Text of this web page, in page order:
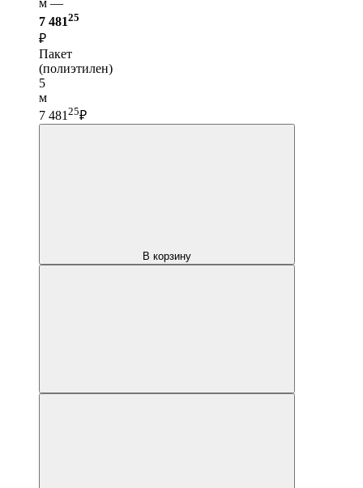
м —
7 48125
₽
Пакет
(полиэтилен)
5
м
7 481 25₽
В корзину